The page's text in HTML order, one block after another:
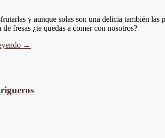
y aunque solas son una delicia también
fresas ¿te quedas a comer con nosotros?
→